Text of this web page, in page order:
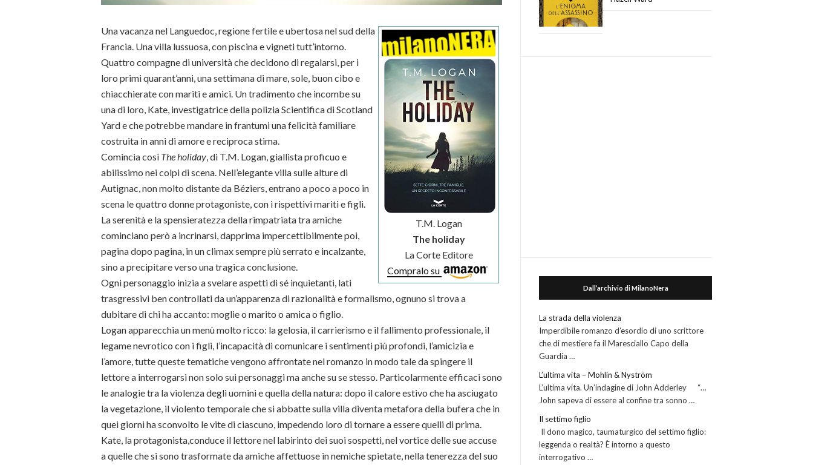
T.M. Logan
The holiday
La Corte Editore
Compralo su
Una vacanza nel Languedoc, regione fertile e ubertosa nel sud della
Francia. Una villa lussuosa, con piscina e vigneti tutt’intorno.
Quattro compagne di università che decidono di regalarsi, per i
loro primi quarant’anni, una settimana di mare, sole, buon cibo e
chiacchierate con mariti e amici. Un tradimento che incombe su
una di loro, Kate, investigatrice della polizia Scientifica di Scotland
Yard e che potrebbe mandare in frantumi una felicità familiare
costruita in anni di amore e reciproca stima.
Comincia così The holiday, di T.M. Logan, giallista proficuo e
abilissimo nei colpi di scena. Nell’elegante villa sulle alture di
Autignac, non molto distante da Béziers, entrano a poco a poco in
scena le quattro donne protagoniste, con i rispettivi mariti e figli.
La serenità e la spensieratezza della rimpatriata tra amiche
cominciano però a incrinarsi, dapprima impercettibilmente poi,
pagina dopo pagina, in un climax sempre più serrato e incalzante,
sino a precipitare verso una tragica conclusione.
Ogni personaggio inizia a svelare aspetti di sé inquietanti, lati
trasgressivi ben controllati da un’apparenza di razionalità e formalismo, ognuno si trova a
dubitare di chi ha accanto: moglie o marito o amica o figlio.
Logan apparecchia un menù molto ricco: la gelosia, il carrierismo e il fallimento professionale, il
legame nevrotico con i figli, l’incapacità di comunicare i sentimenti più profondi, l’amicizia e
l’amore, tutte queste tematiche vengono affrontate nel romanzo in modo tale da spingere il
lettore a interrogarsi non solo sui personaggi ma anche su se stesso. Particolarmente efficaci sono
le analogie tra la violenza degli uomini e quella della natura: dopo il calore estivo che ha asciugato
la vegetazione, il violento temporale che si abbatte sulla villa diventa metafora della bufera che in
quei giorni ha sconvolto le vite di ciascuno, impedendo loro di tornare a essere quelli di prima.
Kate, la protagonista,conduce il lettore nel labirinto dei suoi sospetti, nel vortice delle sue accuse
a quelle che si sono trasformate da amiche affettuose in nemiche spietate, nella tenerezza del suo
Dall’archivio di MilanoNera
La strada della violenza
Imperdibile romanzo d’esordio di uno scrittore
che di mestiere fa il Maresciallo Capo della
Guardia …
L’ultima vita – Mohlin & Nyström
L’ultima vita. Un’indagine di John Adderley “…
John sapeva di essere al confine tra sonno …
Il settimo figlio
Il dono magico, taumaturgico del settimo figlio:
leggenda o realtà? È intorno a questo
interrogativo …